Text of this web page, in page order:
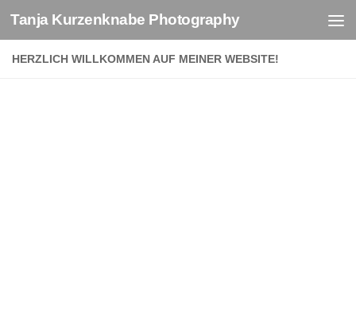
Zum Inhalt springen
Tanja Kurzenknabe Photography
HERZLICH WILLKOMMEN AUF MEINER WEBSITE!